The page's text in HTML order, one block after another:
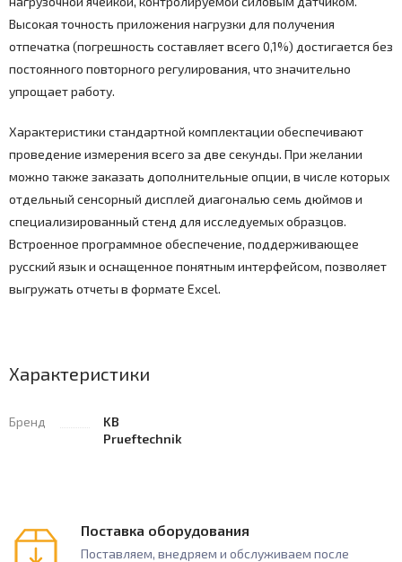
Высокая точность приложения нагрузки для получения
отпечатка (погрешность составляет всего 0,1%) достигается без
постоянного повторного регулирования, что значительно
упрощает работу.
Характеристики стандартной комплектации обеспечивают
проведение измерения всего за две секунды. При желании
можно также заказать дополнительные опции, в числе которых
отдельный сенсорный дисплей диагональю семь дюймов и
специализированный стенд для исследуемых образцов.
Встроенное программное обеспечение, поддерживающее
русский язык и оснащенное понятным интерфейсом, позволяет
выгружать отчеты в формате Excel.
Характеристики
Бренд
KB
Prueftechnik
Поставка оборудования
Поставляем, внедряем и обслуживаем после